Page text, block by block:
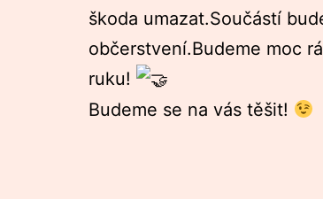
škoda umazat.Součástí
občerstvení.Budeme moc
ruku!
Budeme se na vás těšit!